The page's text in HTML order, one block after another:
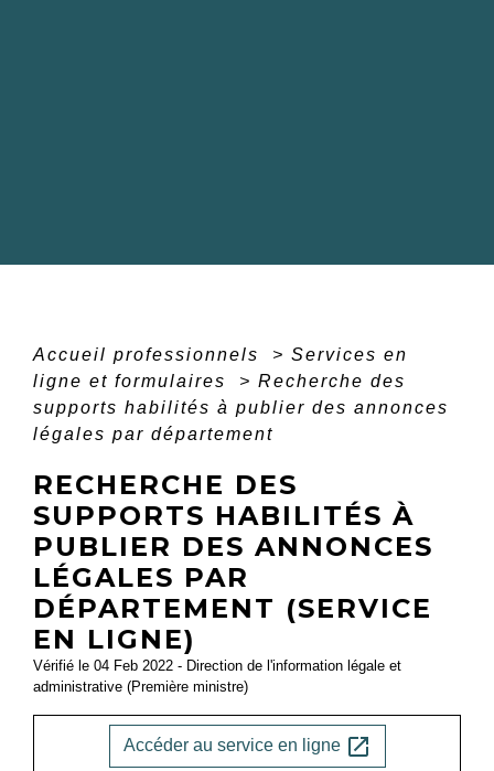
Accueil professionnels > Services en
ligne et formulaires
> Recherche des
supports habilités à publier des annonces
légales par département
RECHERCHE DES
SUPPORTS HABILITÉS À
PUBLIER DES ANNONCES
LÉGALES PAR
DÉPARTEMENT (SERVICE
EN LIGNE)
Vérifié le 04 Feb 2022 - Direction de l'information légale et
administrative (Première ministre)
Accéder au service en ligne open_in_new